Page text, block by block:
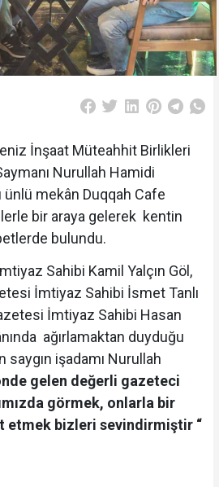
İnşaat Müteahhit Birlikleri
Nurullah Hamidi
ünlü mekân Duqqah Cafe
bir araya gelerek kentin
bulundu.
Sahibi Kamil Yalçın Göl,
İmtiyaz Sahibi İsmet Tanlı
İmtiyaz Sahibi Hasan
ağırlamaktan duyduğu
işadamı Nurullah
gelen değerli gazeteci
görmek, onlarla bir
etmek bizleri sevindirmiştir “